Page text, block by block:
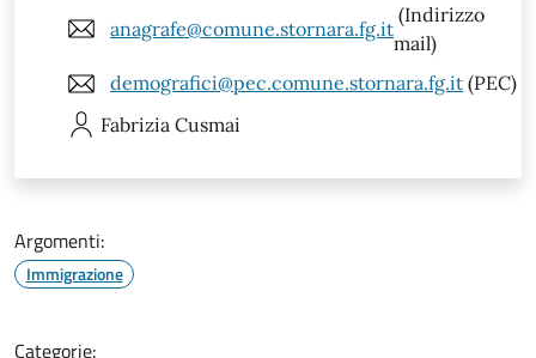
anagrafe@comune.stornara.fg.it
(Indirizzo
mail)
demografici@pec.comune.stornara.fg.it (PEC)
Fabrizia Cusmai
Argomenti:
Immigrazione
Categorie: